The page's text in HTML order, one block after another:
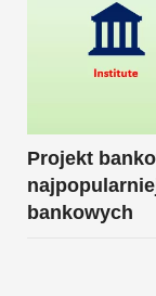
Projekt
bankowych